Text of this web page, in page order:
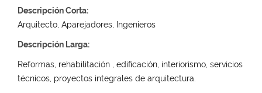
Descripción Corta:
Arquitecto, Aparejadores, Ingenieros
Descripción Larga:
Reformas, rehabilitación , edificación, interiorismo, servicios
técnicos, proyectos integrales de arquitectura.